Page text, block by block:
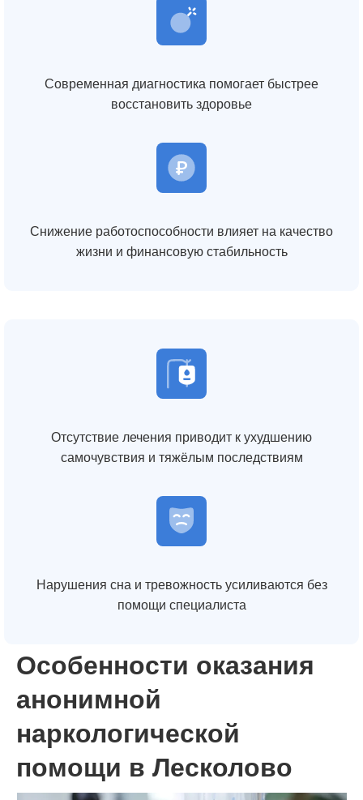
Современная диагностика помогает быстрее
восстановить здоровье
Снижение работоспособности влияет на качество
жизни и финансовую стабильность
Отсутствие лечения приводит к ухудшению
самочувствия и тяжёлым последствиям
Нарушения сна и тревожность усиливаются без
помощи специалиста
Особенности оказания
анонимной
наркологической
помощи в Лесколово